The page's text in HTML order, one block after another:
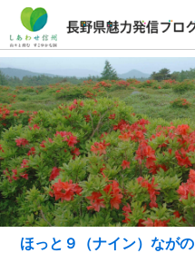
ほっと９（ナイン）ながの